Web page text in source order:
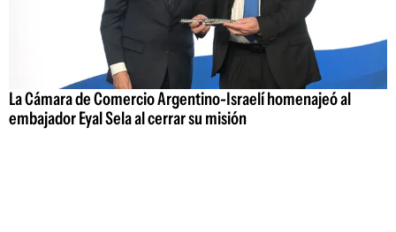
La Cámara de Comercio Argentino-Israelí homenajeó al
embajador Eyal Sela al cerrar su misión